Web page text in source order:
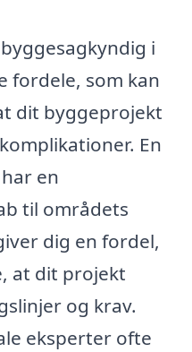
i
fordele, som kan
dit byggeprojekt
En
en
til områdets
dig en fordel,
at dit projekt
og krav.
eksperter ofte